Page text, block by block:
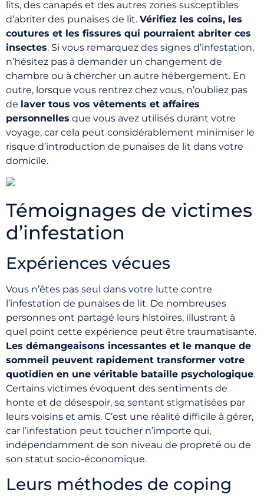
lits, des canapés et des autres zones susceptibles
d’abriter des punaises de lit. Vérifiez les coins, les
coutures et les fissures qui pourraient abriter ces
insectes. Si vous remarquez des signes d’infestation,
n’hésitez pas à demander un changement de
chambre ou à chercher un autre hébergement. En
outre, lorsque vous rentrez chez vous, n’oubliez pas
de laver tous vos vêtements et affaires
personnelles que vous avez utilisés durant votre
voyage, car cela peut considérablement minimiser le
risque d’introduction de punaises de lit dans votre
domicile.
Témoignages de victimes
d’infestation
Expériences vécues
Vous n’êtes pas seul dans votre lutte contre
l’infestation de punaises de lit. De nombreuses
personnes ont partagé leurs histoires, illustrant à
quel point cette expérience peut être traumatisante.
Les démangeaisons incessantes et le manque de
sommeil peuvent rapidement transformer votre
quotidien en une véritable bataille psychologique.
Certains victimes évoquent des sentiments de
honte et de désespoir, se sentant stigmatisées par
leurs voisins et amis. C’est une réalité difficile à gérer,
car l’infestation peut toucher n’importe qui,
indépendamment de son niveau de propreté ou de
son statut socio-économique.
Leurs méthodes de coping